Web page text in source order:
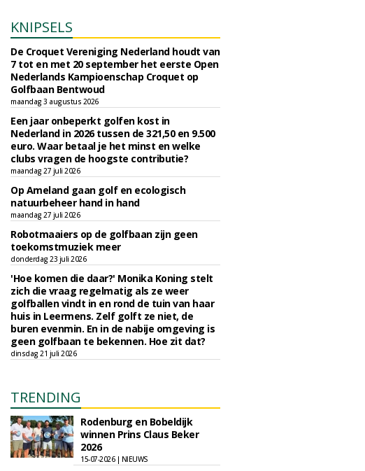
KNIPSELS
De Croquet Vereniging Nederland houdt van
7 tot en met 20 september het eerste Open
Nederlands Kampioenschap Croquet op
Golfbaan Bentwoud
maandag 3 augustus 2026
Een jaar onbeperkt golfen kost in
Nederland in 2026 tussen de 321,50 en 9.500
euro. Waar betaal je het minst en welke
clubs vragen de hoogste contributie?
maandag 27 juli 2026
Op Ameland gaan golf en ecologisch
natuurbeheer hand in hand
maandag 27 juli 2026
Robotmaaiers op de golfbaan zijn geen
toekomstmuziek meer
donderdag 23 juli 2026
'Hoe komen die daar?' Monika Koning stelt
zich die vraag regelmatig als ze weer
golfballen vindt in en rond de tuin van haar
huis in Leermens. Zelf golft ze niet, de
buren evenmin. En in de nabije omgeving is
geen golfbaan te bekennen. Hoe zit dat?
dinsdag 21 juli 2026
TRENDING
Rodenburg en Bobeldijk
winnen Prins Claus Beker
2026
15-07-2026 | NIEUWS